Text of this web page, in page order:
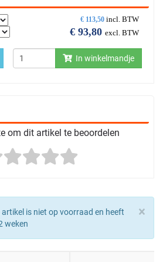
€ 113,50 incl. BTW
€ 93,80 excl. BTW
In winkelmandje
om dit artikel te beoordelen
×
artikel is niet op voorraad en heeft
weken